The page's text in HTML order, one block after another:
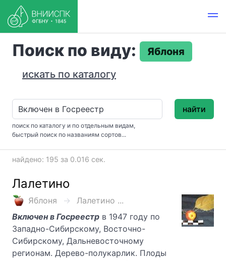
Поиск по виду:
Яблоня
искать по каталогу
поиск по каталогу и по отдельным видам,
быстрый поиск по названиям сортов...
найти
найдено: 195 за 0.016 сек.
Лалетино
Яблоня
Лалетино ...
Включен в Госреестр в 1947 году по
Западно-Сибирскому, Восточно-
Сибирскому, Дальневосточному
регионам. Дерево-полукарлик. Плоды